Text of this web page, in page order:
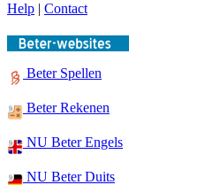
Help | Contact
Beter Spellen
Beter Rekenen
NU Beter Engels
NU Beter Duits